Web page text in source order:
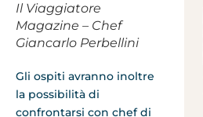
Il Viaggiatore
Magazine – Chef
Giancarlo Perbellini
Gli ospiti avranno inoltre
la possibilità di
confrontarsi con chef di